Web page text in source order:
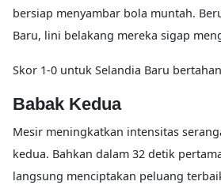
bersiap menyambar bola muntah.
Baru, lini belakang mereka sigap
Skor 1-0 untuk Selandia Baru
Babak Kedua
Mesir meningkatkan intensitas
kedua. Bahkan dalam 32 detik
langsung menciptakan peluang